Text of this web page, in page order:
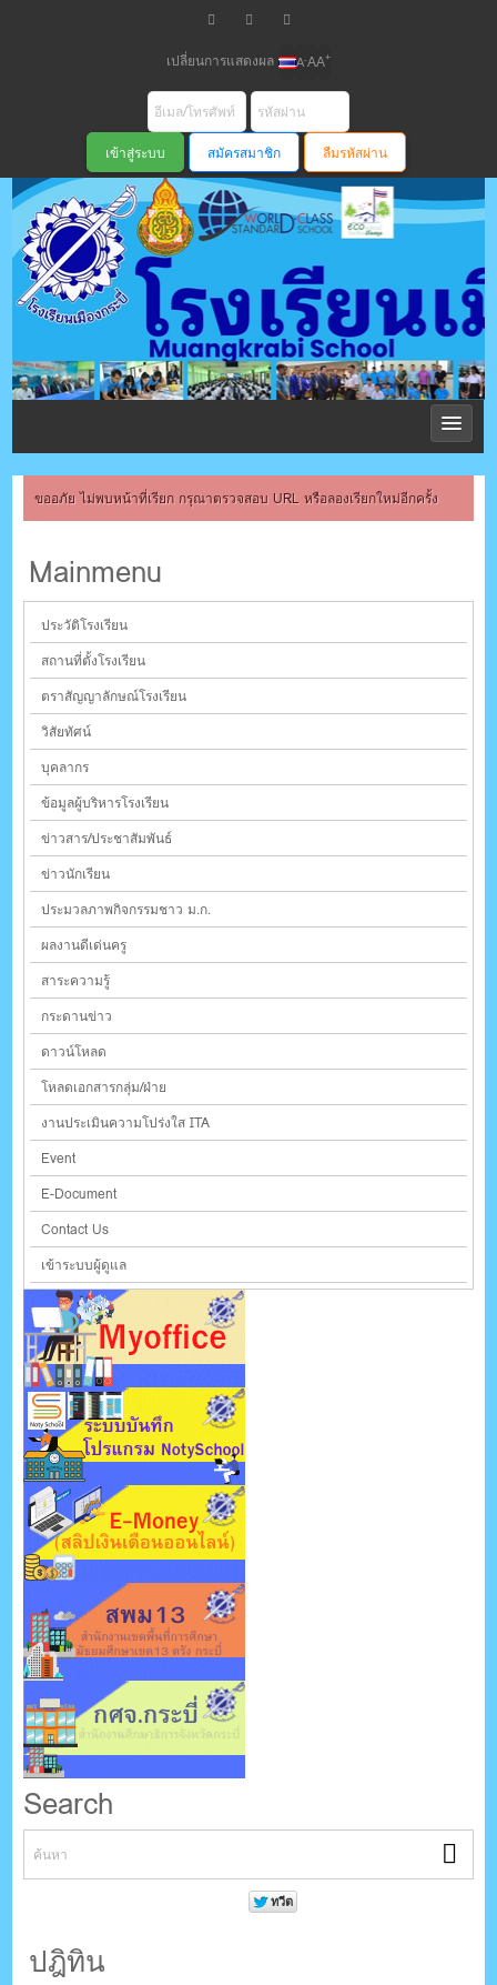
เปลี่ยนการแสดงผล A-AA+
สมัครสมาชิก ลืมรหัสผ่าน
โรงเรียนเมือง
กระบี่ สพม
ตรัง กระบี่
ระบบบริหารจัดการเว็บไซต์ (CMS) ด้วย Ajax โดยคนไทย
ขออภัย ไม่พบหน้าที่เรียก กรุณาตรวจสอบ URL หรือลองเรียกใหม่อีกครั้ง
Mainmenu
ประวัติโรงเรียน
สถานที่ตั้งโรงเรียน
ตราสัญญาลักษณ์โรงเรียน
วิสัยทัศน์
บุคลากร
ข้อมูลผู้บริหารโรงเรียน
ข่าวสาร/ประชาสัมพันธ์
ข่าวนักเรียน
ประมวลภาพกิจกรรมชาว ม.ก.
ผลงานดีเด่นครู
สาระความรู้
กระดานข่าว
ดาวน์โหลด
โหลดเอกสารกลุ่ม/ฝ่าย
งานประเมินความโปร่งใส ITA
Event
E-Document
Contact Us
เข้าระบบผู้ดูแล
Search
ปฎิทิน